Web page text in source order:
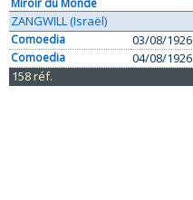
Miroir du Monde
ZANGWILL (Israël)
Comoedia 03/08/1926
Comoedia
04/08/1926
158 réf.